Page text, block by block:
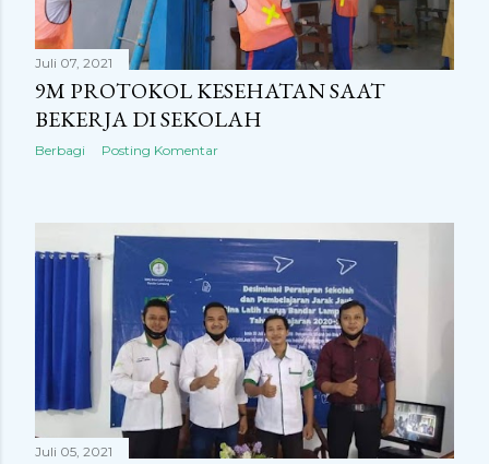
Juli 07, 2021
9M PROTOKOL KESEHATAN SAAT
BEKERJA DI SEKOLAH
Berbagi Posting Komentar
Juli 05, 2021